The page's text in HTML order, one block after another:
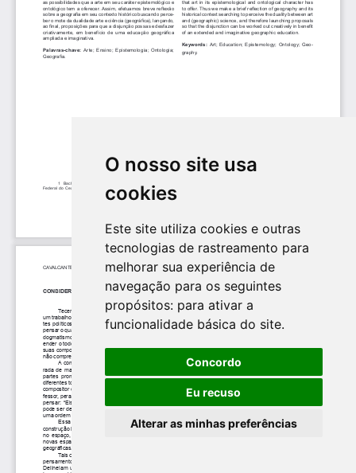
O nosso site usa
cookies
Este site utiliza cookies e outras
tecnologias de rastreamento para
melhorar sua experiência de
navegação para os seguintes
propósitos: para ativar a
funcionalidade básica do site.
Concordo
Eu recuso
Alterar as minhas preferências